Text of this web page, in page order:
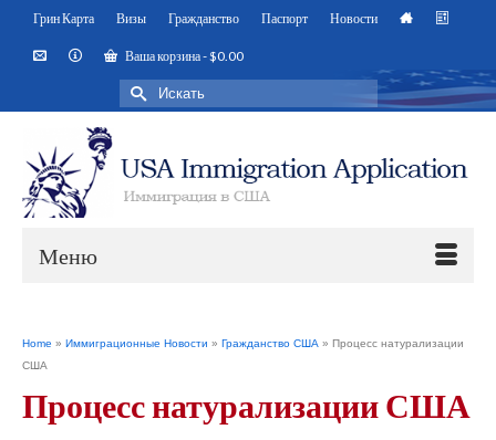
Грин Карта Визы Гражданство Паспорт Новости
Ваша корзина-$0.00
Искать:
Меню
Home » Иммиграционные Новости » Гражданство США » Процесс натурализации
США
Процесс натурализации США